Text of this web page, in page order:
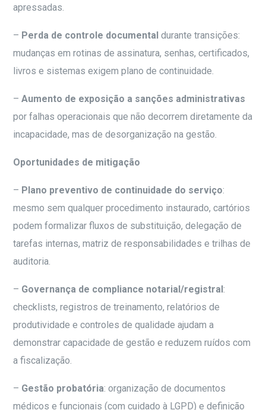
apressadas.
– Perda de controle documental durante transições:
mudanças em rotinas de assinatura, senhas, certificados,
livros e sistemas exigem plano de continuidade.
–Aumento de exposição a sanções administrativas
por falhas operacionais que não decorrem diretamente da
incapacidade, mas de desorganização na gestão.
Oportunidades de mitigação
– Plano preventivo de continuidade do serviço:
mesmo sem qualquer procedimento instaurado, cartórios
podem formalizar fluxos de substituição, delegação de
tarefas internas, matriz de responsabilidades e trilhas de
auditoria.
– Governança de compliance notarial/registral:
checklists, registros de treinamento, relatórios de
produtividade e controles de qualidade ajudam a
demonstrar capacidade de gestão e reduzem ruídos com
a fiscalização.
– Gestão probatória: organização de documentos
médicos e funcionais (com cuidado à LGPD) e definição